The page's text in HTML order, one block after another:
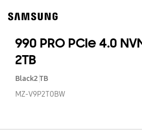
content
990 PRO PCIe 4.0
2TB
Black2 TB
MZ-V9P2T0BW